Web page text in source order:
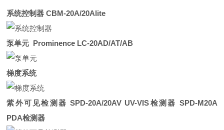
系统控制器 CBM-20A/20Alite
泵单元 Prominence LC-20AD/AT/AB
梯度系统
紫外可见检测器 SPD-20A/20AV UV-VIS检测器 SPD-M20A
PDA检测器